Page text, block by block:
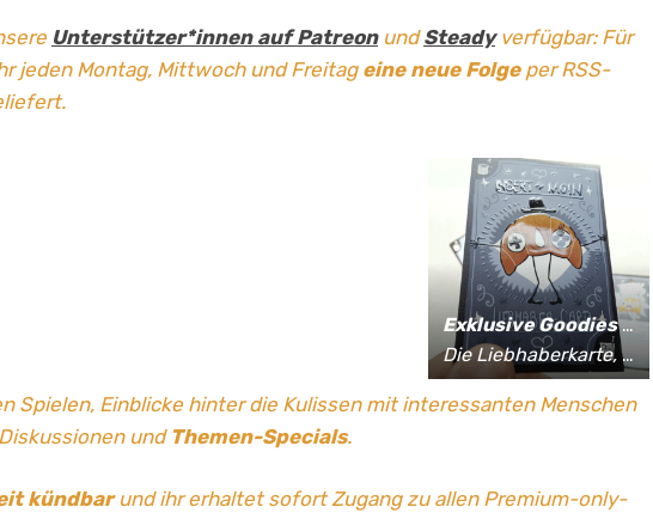
Unterstützer*innen auf PatreonundSteadyverfügbar: Für
jeden Montag, Mittwoch und Freitageine neue Folgeper RSS-
Exklusive Goodiesfür Supporter*innen:
Die Liebhaberkarte, jährlich limitierte Fan-Shirts und vieles mehr!
Spielen, Einblicke hinter die Kulissen mit interessanten Menschen
und Themen-Specials.
kündbarund ihr erhaltet sofort Zugang zu allen Premium-only-